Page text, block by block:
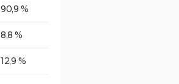
90,9 %
8,8 %
12,9 %